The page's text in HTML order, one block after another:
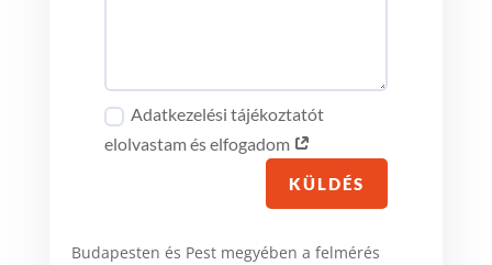
Adatkezelési tájékoztatót
elolvastam és elfogadom
KÜLDÉS
Budapesten és Pest megyében a felmérés